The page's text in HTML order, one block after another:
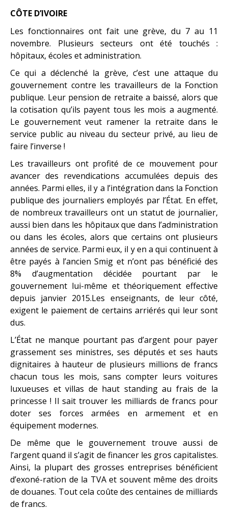
CÔTE D’IVOIRE
Les fonctionnaires ont fait une grève, du 7 au 11
novembre. Plusieurs secteurs ont été touchés :
hôpitaux, écoles et administration.
Ce qui a déclenché la grève, c’est une attaque du
gouvernement contre les travailleurs de la Fonction
publique. Leur pension de retraite a baissé, alors que
la cotisation qu’ils payent tous les mois a augmenté.
Le gouvernement veut ramener la retraite dans le
service public au niveau du secteur privé, au lieu de
faire l’inverse !
Les travailleurs ont profité de ce mouvement pour
avancer des revendications accumulées depuis des
années. Parmi elles, il y a l’intégration dans la Fonction
publique des journaliers employés par l’État. En effet,
de nombreux travailleurs ont un statut de journalier,
aussi bien dans les hôpitaux que dans l’administration
ou dans les écoles, alors que certains ont plusieurs
années de service. Parmi eux, il y en a qui continuent à
être payés à l’ancien Smig et n’ont pas bénéficié des
8% d’augmentation décidée pourtant par le
gouvernement lui-même et théoriquement effective
depuis janvier 2015.Les enseignants, de leur côté,
exigent le paiement de certains arriérés qui leur sont
dus.
L’État ne manque pourtant pas d’argent pour payer
grassement ses ministres, ses députés et ses hauts
dignitaires à hauteur de plusieurs millions de francs
chacun tous les mois, sans compter leurs voitures
luxueuses et villas de haut standing au frais de la
princesse ! Il sait trouver les milliards de francs pour
doter ses forces armées en armement et en
équipement modernes.
De même que le gouvernement trouve aussi de
l’argent quand il s’agit de financer les gros capitalistes.
Ainsi, la plupart des grosses entreprises bénéficient
d’exoné-ration de la TVA et souvent même des droits
de douanes. Tout cela coûte des centaines de milliards
de francs.